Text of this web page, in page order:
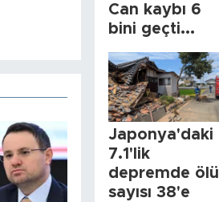
Can kaybı 6
bini geçti...
Japonya'daki
7.1'lik
depremde ölü
sayısı 38'e